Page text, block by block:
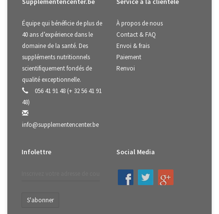
Équipe qui bénéficie de plus de
40 ans d’expérience dans le
domaine de la santé. Des
suppléments nutritionnels
scientifiquement fondés de
qualité exceptionnelle.
056 41 91 48 (+ 32 56 41 91
48)
info@supplementencenter.be
À propos de nous
Contact & FAQ
Envoi & frais
Paiement
Renvoi
Infolettre
S'abonner
Social Media